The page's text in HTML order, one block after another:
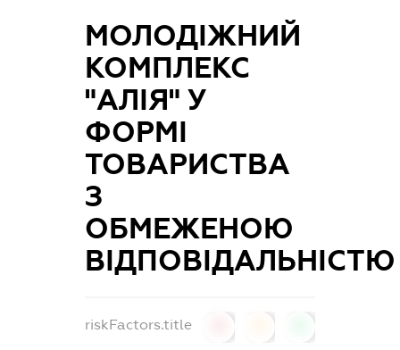
МОЛОДІЖНИЙ
КОМПЛЕКС
"АЛІЯ" У
ФОРМІ
ТОВАРИСТВА
З
ОБМЕЖЕНОЮ
ВІДПОВІДАЛЬНІСТЮ
riskFactors.title